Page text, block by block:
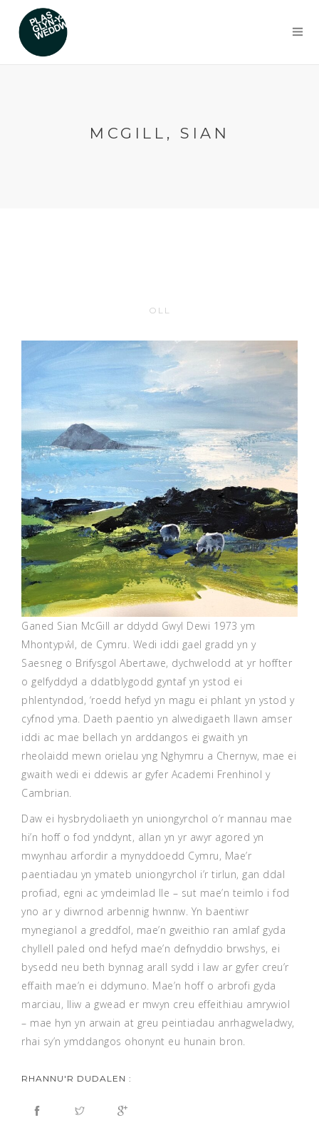
MCGILL, SIAN
OLL
Ganed Sian McGill ar ddydd Gwyl Dewi 1973 ym
Mhontypŵl, de Cymru. Wedi iddi gael gradd yn y
Saesneg o Brifysgol Abertawe, dychwelodd at yr hoffter
o gelfyddyd a ddatblygodd gyntaf yn ystod ei
phlentyndod, ‘roedd hefyd yn magu ei phlant yn ystod y
cyfnod yma. Daeth paentio yn alwedigaeth llawn amser
iddi ac mae bellach yn arddangos ei gwaith yn
rheolaidd mewn orielau yng Nghymru a Chernyw, mae ei
gwaith wedi ei ddewis ar gyfer Academi Frenhinol y
Cambrian.
Daw ei hysbrydoliaeth yn uniongyrchol o’r mannau mae
hi’n hoff o fod ynddynt, allan yn yr awyr agored yn
mwynhau arfordir a mynyddoedd Cymru, Mae’r
paentiadau yn ymateb uniongyrchol i’r tirlun, gan ddal
profiad, egni ac ymdeimlad lle – sut mae’n teimlo i fod
yno ar y diwrnod arbennig hwnnw. Yn baentiwr
mynegianol a greddfol, mae’n gweithio ran amlaf gyda
chyllell paled ond hefyd mae’n defnyddio brwshys, ei
bysedd neu beth bynnag arall sydd i law ar gyfer creu’r
effaith mae’n ei ddymuno. Mae’n hoff o arbrofi gyda
marciau, lliw a gwead er mwyn creu effeithiau amrywiol
– mae hyn yn arwain at greu peintiadau anrhagweladwy,
rhai sy’n ymddangos ohonynt eu hunain bron.
RHANNU'R DUDALEN :